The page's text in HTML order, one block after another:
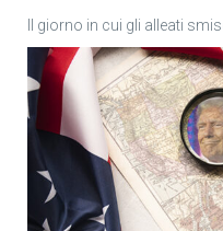
Il giorno in cui gli alleati